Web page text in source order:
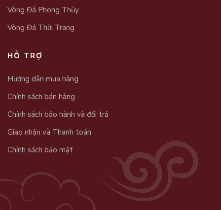
Vòng Đá Phong Thủy
Vòng Đá Thời Trang
HỖ TRỢ
Hướng dẫn mua hàng
Chính sách bán hàng
Chính sách bảo hành và đổi trả
Giao nhận và Thanh toán
Chính sách bảo mật